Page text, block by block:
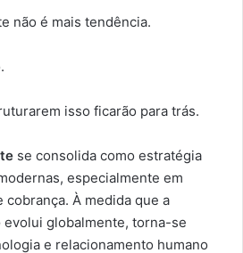
não é mais tendência.
isso ficarão para trás.
se consolida como estratégia
especialmente em
À medida que a
evolui globalmente, torna-se
e relacionamento humano